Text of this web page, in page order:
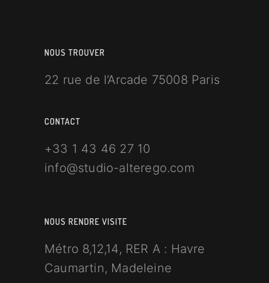
NOUS TROUVER
22 rue de l’Arcade 75008 Paris
CONTACT
+33 1 43 46 27 10
info@studio-alterego.com
NOUS RENDRE VISITE
Métro 8,12,14, RER A : Havre
Caumartin, Madeleine